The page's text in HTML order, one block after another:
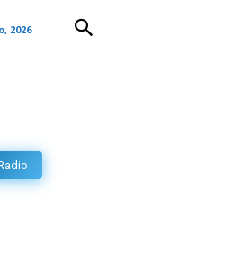
2026